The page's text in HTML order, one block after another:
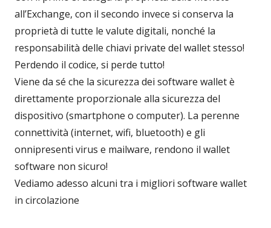
all’Exchange, con il secondo invece si conserva la
proprietà di tutte le valute digitali, nonché la
responsabilità delle chiavi private del wallet stesso!
Perdendo il codice, si perde tutto!
Viene da sé che la sicurezza dei software wallet è
direttamente proporzionale alla sicurezza del
dispositivo (smartphone o computer). La perenne
connettività (internet, wifi, bluetooth) e gli
onnipresenti virus e mailware, rendono il wallet
software non sicuro!
Vediamo adesso alcuni tra i migliori software wallet
in circolazione